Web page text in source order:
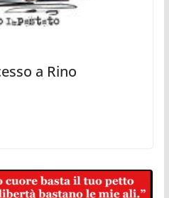
a Rino